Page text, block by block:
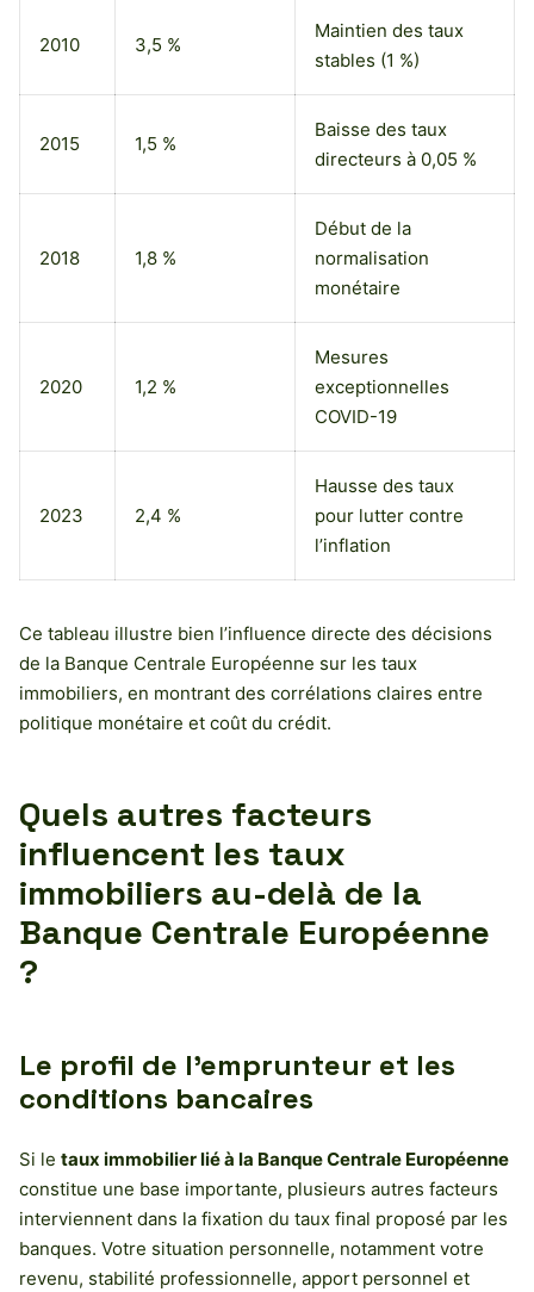
2010 3,5 %
Maintien des taux
stables (1 %)
2015 1,5 %
Baisse des taux
directeurs à 0,05 %
2018 1,8 %
Début de la
normalisation
monétaire
2020 1,2 %
Mesures
exceptionnelles
COVID-19
2023 2,4 %
Hausse des taux
pour lutter contre
l’inflation
Ce tableau illustre bien l’influence directe des décisions
de la Banque Centrale Européenne sur les taux
immobiliers, en montrant des corrélations claires entre
politique monétaire et coût du crédit.
Quels autres facteurs
influencent les taux
immobiliers au-delà de la
Banque Centrale Européenne
?
Le profil de l’emprunteur et les
conditions bancaires
Si le taux immobilier lié à la Banque Centrale Européenne
constitue une base importante, plusieurs autres facteurs
interviennent dans la fixation du taux final proposé par les
banques. Votre situation personnelle, notamment votre
revenu, stabilité professionnelle, apport personnel et